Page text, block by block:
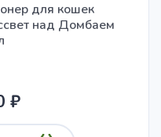
для кошек
над Домбаем
₽